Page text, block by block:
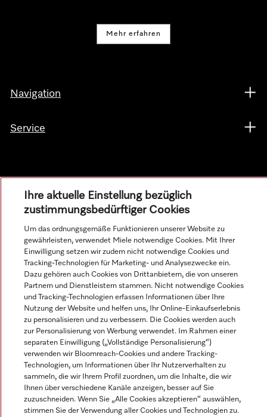
Mehr erfahren
Navigation
Service
Alle Produktpreise zzgl. MwSt.; Lieferung stets ohne
Dekorationsmaterial.
© Miele & Cie. KG.
Ihre aktuelle Einstellung bezüglich
zustimmungsbedürftiger Cookies
Um das ordnungsgemäße Funktionieren unserer Website zu
gewährleisten, verwendet Miele notwendige Cookies. Mit Ihrer
Einwilligung setzen wir zudem nicht notwendige Cookies und
Tracking-Technologien für Marketing- und Analysezwecke ein.
Dazu gehören auch Cookies von Drittanbietern, die von unseren
Partnern und Dienstleistern stammen. Nicht notwendige Cookies
und Tracking-Technologien erfassen Informationen über Ihre
Nutzung der Website und helfen uns, Ihr Online-Einkaufserlebnis
zu personalisieren und zu verbessern. Die Cookies werden auch
zur Personalisierung von Werbung verwendet. Im Rahmen einer
separaten Einwilligung („Vollständige Personalisierung“)
verwenden wir Bloomreach-Cookies und andere Tracking-
Technologien, um Informationen über Ihr Nutzerverhalten zu
sammeln, die wir Ihrem Profil zuordnen, um die Inhalte, die wir
Ihnen über verschiedene Kanäle anzeigen, besser auf Sie
zuzuschneiden. Wenn Sie „Alle Cookies akzeptieren“ auswählen,
stimmen Sie der Verwendung aller Cookies und Technologien zu.